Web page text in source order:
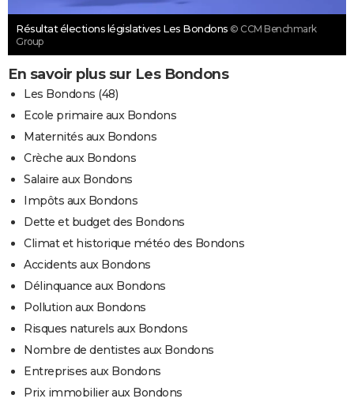
Résultat élections législatives Les Bondons © CCM Benchmark
Group
En savoir plus sur Les Bondons
Les Bondons (48)
Ecole primaire aux Bondons
Maternités aux Bondons
Crèche aux Bondons
Salaire aux Bondons
Impôts aux Bondons
Dette et budget des Bondons
Climat et historique météo des Bondons
Accidents aux Bondons
Délinquance aux Bondons
Pollution aux Bondons
Risques naturels aux Bondons
Nombre de dentistes aux Bondons
Entreprises aux Bondons
Prix immobilier aux Bondons